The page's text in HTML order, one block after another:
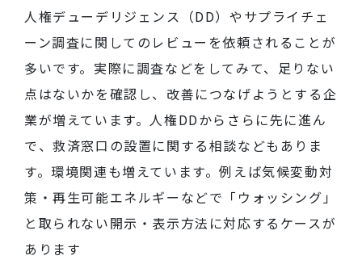
人権デューデリジェンス（DD）やサプライチェ
ーン調査に関してのレビューを依頼されることが
多いです。実際に調査などをしてみて、足りない
点はないかを確認し、改善につなげようとする企
業が増えています。人権DDからさらに先に進ん
で、救済窓口の設置に関する相談などもありま
す。環境関連も増えています。例えば気候変動対
策 ・再生可能エネルギーなどで「 ウォッシング」
と取られない開示・表示方法に対応するケースが
あります